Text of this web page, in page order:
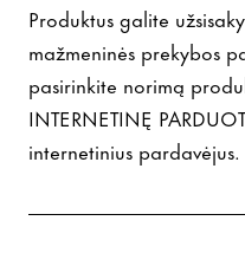
Produktus galite
mažmeninės prekybos
pasirinkite norimą
INTERNETINĘ
internetinius pardavėjus.